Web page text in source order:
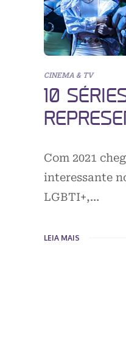
CINEMA & TV
10
Com 2021
interessante
LGBTI+,…
LEIA MAIS